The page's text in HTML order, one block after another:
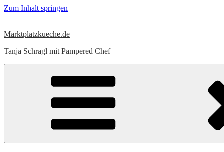
Zum Inhalt springen
Marktplatzkueche.de
Tanja Schragl mit Pampered Chef